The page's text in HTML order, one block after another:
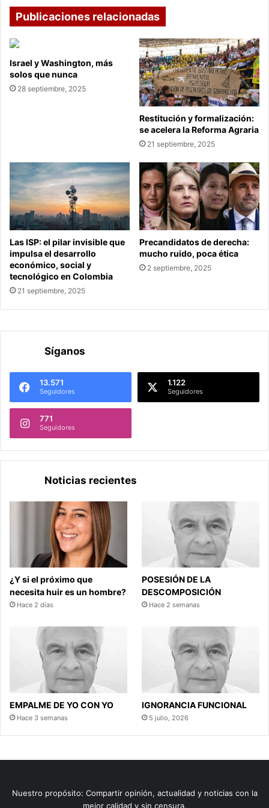
Publicaciones relacionadas
Israel y Washington, más
solos que nunca
28 septiembre, 2025
Restitución y formalización:
se acelera la Reforma Agraria
21 septiembre, 2025
Las ISP: el pilar invisible que
impulsa el desarrollo
económico, social y
tecnológico en Colombia
21 septiembre, 2025
Precandidatos de derecha:
mucho ruido, poca ética
2 septiembre, 2025
Síganos
13.571
Seguidores
1.122
Seguidores
771
Seguidores
Noticias recientes
¿Y si el próximo que
necesita huir es un hombre?
Hace 2 días
POSESIÓN DE LA
DESCOMPOSICIÓN
Hace 2 semanas
EMPALME DE YO CON YO
Hace 3 semanas
IGNORANCIA FUNCIONAL
5 julio, 2026
Nuestro propósito: Compartir opinión, actualidad y noticias con la
mejor calidad y sin censura.